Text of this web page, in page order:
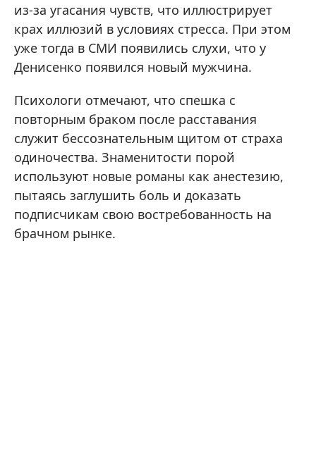
из-за угасания чувств, что иллюстрирует
крах иллюзий в условиях стресса. При этом
уже тогда в СМИ появились слухи, что у
Денисенко появился новый мужчина.
Психологи отмечают, что спешка с
повторным браком после расставания
служит бессознательным щитом от страха
одиночества. Знаменитости порой
используют новые романы как анестезию,
пытаясь заглушить боль и доказать
подписчикам свою востребованность на
брачном рынке.